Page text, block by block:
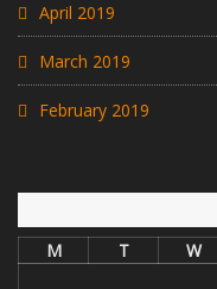
April 2019
March 2019
February 2019
M
T W